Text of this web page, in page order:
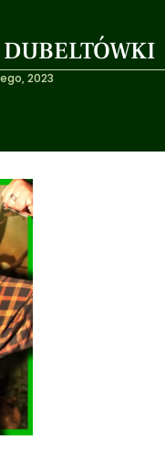
2023